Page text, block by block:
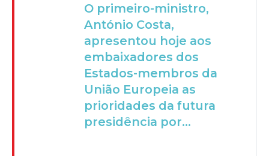
O primeiro-ministro,
António Costa,
apresentou hoje aos
embaixadores dos
Estados-membros da
União Europeia as
prioridades da futura
presidência por...